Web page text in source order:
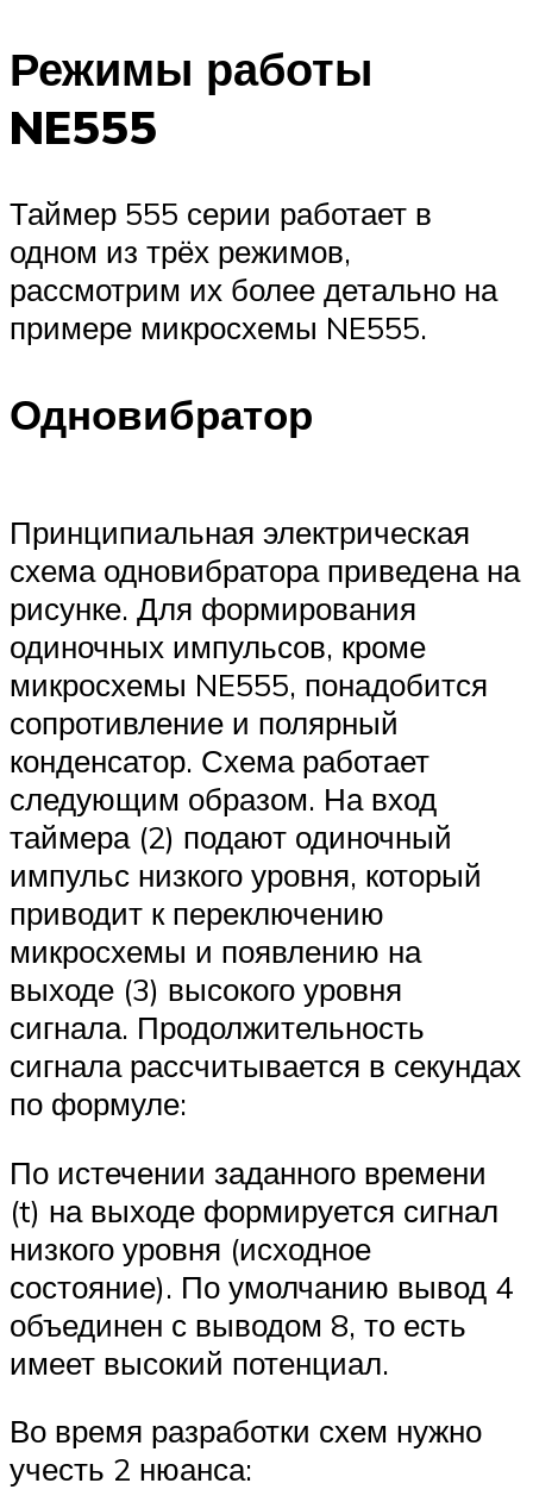
Режимы работы
NE555
Таймер 555 серии работает в
одном из трёх режимов,
рассмотрим их более детально на
примере микросхемы NE555.
Одновибратор
Принципиальная электрическая
схема одновибратора приведена на
рисунке. Для формирования
одиночных импульсов, кроме
микросхемы NE555, понадобится
сопротивление и полярный
конденсатор. Схема работает
следующим образом. На вход
таймера (2) подают одиночный
импульс низкого уровня, который
приводит к переключению
микросхемы и появлению на
выходе (3) высокого уровня
сигнала. Продолжительность
сигнала рассчитывается в секундах
по формуле:
По истечении заданного времени
(t) на выходе формируется сигнал
низкого уровня (исходное
состояние). По умолчанию вывод 4
объединен с выводом 8, то есть
имеет высокий потенциал.
Во время разработки схем нужно
учесть 2 нюанса: